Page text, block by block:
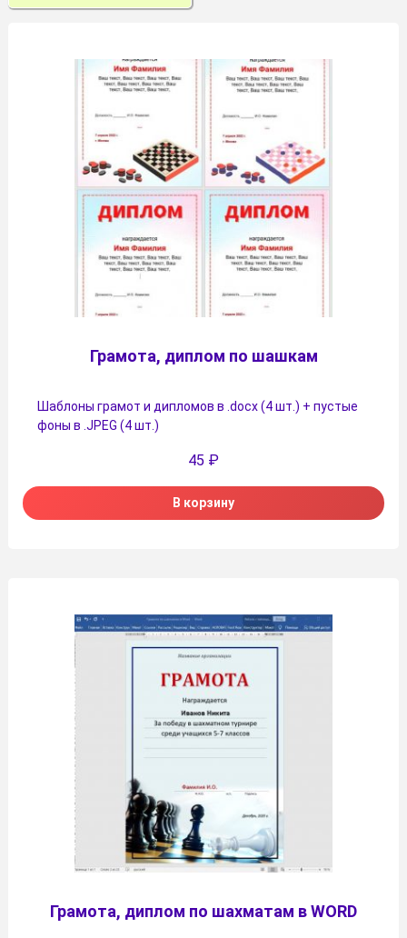
Грамота, диплом по шашкам
Шаблоны грамот и дипломов в .docx (4 шт.) + пустые
фоны в .JPEG (4 шт.)
45 ₽
В корзину
Грамота, диплом по шахматам в WORD